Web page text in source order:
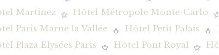
Martinez
Hôtel Métropole Monte-Carlo
Paris Marne la Vallée
Hôtel Petit Palais
Plaza Elysées Paris
Hôtel Pont Royal